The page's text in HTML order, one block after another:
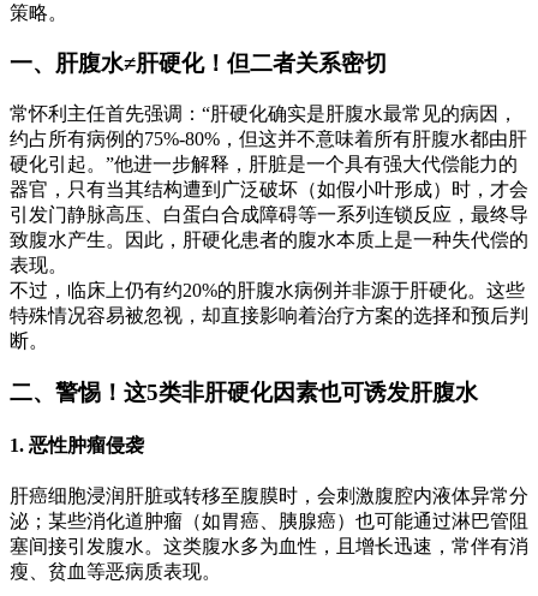
策略。
一、肝腹水≠肝硬化！但二者关系密切
常怀利主任首先强调：“肝硬化确实是肝腹水最常见的病因，
约占所有病例的75%-80%，但这并不意味着所有肝腹水都由肝
硬化引起。”他进一步解释，肝脏是一个具有强大代偿能力的
器官，只有当其结构遭到广泛破坏（如假小叶形成）时，才会
引发门静脉高压、白蛋白合成障碍等一系列连锁反应，最终导
致腹水产生。因此，肝硬化患者的腹水本质上是一种失代偿的
表现。
不过，临床上仍有约20%的肝腹水病例并非源于肝硬化。这些
特殊情况容易被忽视，却直接影响着治疗方案的选择和预后判
断。
二、警惕！这5类非肝硬化因素也可诱发肝腹水
1. 恶性肿瘤侵袭
肝癌细胞浸润肝脏或转移至腹膜时，会刺激腹腔内液体异常分
泌；某些消化道肿瘤（如胃癌、胰腺癌）也可能通过淋巴管阻
塞间接引发腹水。这类腹水多为血性，且增长迅速，常伴有消
瘦、贫血等恶病质表现。